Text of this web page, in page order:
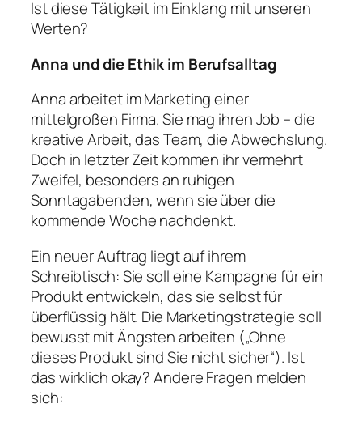
Ist diese Tätigkeit im Einklang mit unseren
Werten?
Anna und die Ethik im Berufsalltag
Anna arbeitet im Marketing einer
mittelgroßen Firma. Sie mag ihren Job – die
kreative Arbeit, das Team, die Abwechslung.
Doch in letzter Zeit kommen ihr vermehrt
Zweifel, besonders an ruhigen
Sonntagabenden, wenn sie über die
kommende Woche nachdenkt.
Ein neuer Auftrag liegt auf ihrem
Schreibtisch: Sie soll eine Kampagne für ein
Produkt entwickeln, das sie selbst für
überflüssig hält. Die Marketingstrategie soll
bewusst mit Ängsten arbeiten („Ohne
dieses Produkt sind Sie nicht sicher“). Ist
das wirklich okay? Andere Fragen melden
sich: